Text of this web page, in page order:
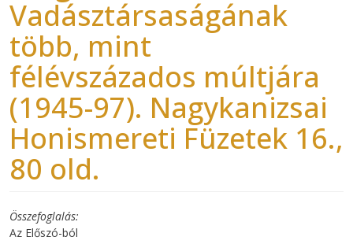
Vadásztársaságának
több, mint
félévszázados múltjára
(1945-97). Nagykanizsai
Honismereti Füzetek 16.,
80 old.
Összefoglalás
Az Előszó-ból